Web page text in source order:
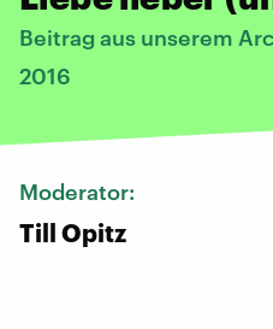
Beitrag aus unserem
2016
Moderator:
Till Opitz